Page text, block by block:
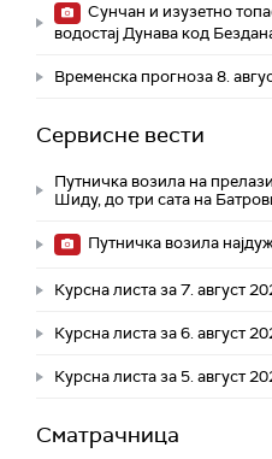
Сунчан и изузетно
водостај Дунава код
Временска прогноза 8.
Сервисне вести
Путничка возила на
Шиду, до три сата на
Путничка возила
Курсна листа за 7. август
Курсна листа за 6. август
Курсна листа за 5. август
Сматрачница